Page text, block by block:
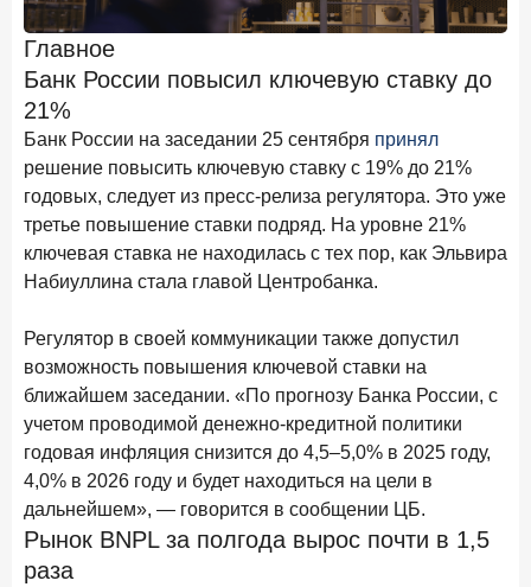
Клиенты чаще всего узнают о сберегательных
продуктах из рекламы в интернете и на ТВ
9 июля 2026 года
С ростом благосостояния клиентов-сберегателей
увеличивается и склонность к диверсификации
7 июля 2026 года
По итогам июня 2026 года объем выдач кредитов
составил 1 166,4 млрд руб.
3 июля 2026 года
«Скорость измеряется секундами». Новые стандарты
25 июня 2026 года ИССЛЕДОВАНИЕ
Ипотека в России: итоги мая 2026 года в цифрах
22 июня 2026 года
«Честность — индустриальный стандарт»: как банки
завоевывают лояльность private-клиентов
Рассылка Frank RG
Главное
Банк России повысил ключевую ставку до
21%
Банк России на заседании 25 сентября принял
решение повысить ключевую ставку с 19% до 21%
годовых, следует из пресс-релиза регулятора. Это уже
третье повышение ставки подряд. На уровне 21%
ключевая ставка не находилась с тех пор, как Эльвира
Набиуллина стала главой Центробанка.
Регулятор в своей коммуникации также допустил
возможность повышения ключевой ставки на
ближайшем заседании. «По прогнозу Банка России, с
учетом проводимой денежно-кредитной политики
годовая инфляция снизится до 4,5–5,0% в 2025 году,
4,0% в 2026 году и будет находиться на цели в
дальнейшем», — говорится в сообщении ЦБ.
Рынок BNPL за полгода вырос почти в 1,5
раза